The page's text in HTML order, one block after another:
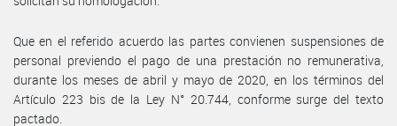
Que en el referido acuerdo las partes convienen suspensiones de
personal previendo el pago de una prestación no remunerativa,
durante los meses de abril y mayo de 2020, en los términos del
Artículo 223 bis de la Ley N° 20.744, conforme surge del texto
pactado.